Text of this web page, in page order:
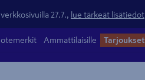
27.7., lue tärkeät lisätiedot
Ammattilaisille Tarjoukset